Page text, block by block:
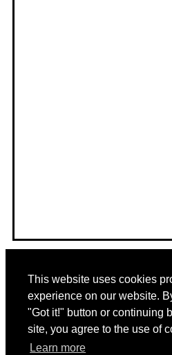
This website uses cookies
experience on our website.
"Got it!" button or continuing
site, you agree to the use of
Learn more
Отказ от ответственности: Информация,
наилучшей оценкой и только для
любые задержки срабатывания и / или